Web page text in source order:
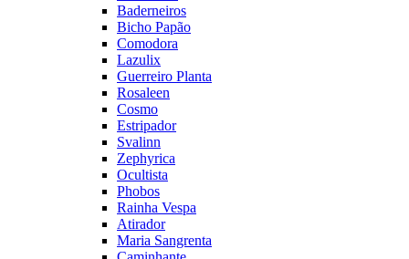
Baderneiros
Bicho Papão
Comodora
Lazulix
Guerreiro Planta
Rosaleen
Cosmo
Estripador
Svalinn
Zephyrica
Ocultista
Phobos
Rainha Vespa
Atirador
Maria Sangrenta